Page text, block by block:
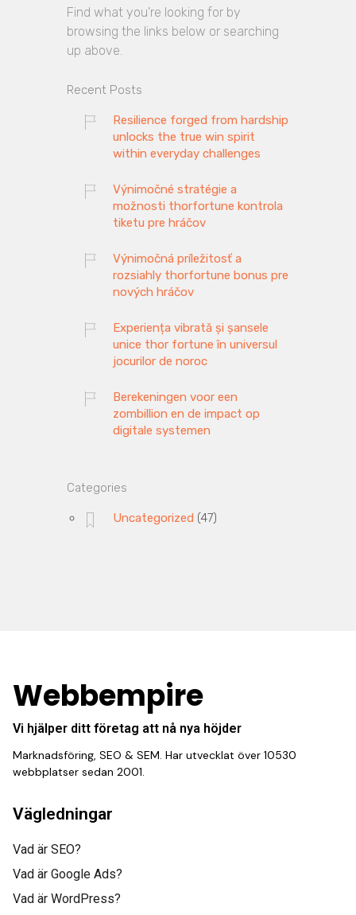
Find what you're looking for by
browsing the links below or searching
up above.
Recent Posts
Resilience forged from hardship
unlocks the true win spirit
within everyday challenges
Výnimočné stratégie a
možnosti thorfortune kontrola
tiketu pre hráčov
Výnimočná príležitosť a
rozsiahly thorfortune bonus pre
nových hráčov
Experiența vibrată și șansele
unice thor fortune în universul
jocurilor de noroc
Berekeningen voor een
zombillion en de impact op
digitale systemen
Categories
Uncategorized (47)
Webbempire
Vi hjälper ditt företag att nå nya höjder
Marknadsföring, SEO & SEM. Har utvecklat över 10530
webbplatser sedan 2001.
Vägledningar
Vad är SEO?
Vad är Google Ads?
Vad är WordPress?